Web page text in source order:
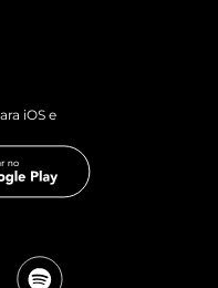
iOS e